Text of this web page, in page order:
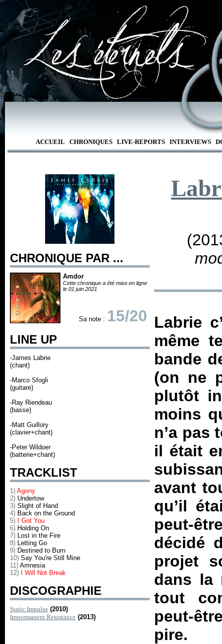
ACCUEIL CHRONIQUES LIVE-REPORTS INTERVIEWS
CHRONIQUE PAR ...
Amdor
Cette chronique a été mise en ligne
le 01 juin 2021
Sa note : 15/20
LINE UP
-James Labrie
(chant)
-Marco Sfogli
(guitare)
-Ray Riendeau
(basse)
-Matt Guillory
(clavier+chant)
-Peter Wildoer
(batterie+chant)
TRACKLIST
1) Agony
2) Undertow
3) Slight of Hand
4) Back on the Ground
5)
I Got You
6) Holding On
7) Lost in the Fire
8) Letting Go
9) Destined to Burn
10) Say You're Still Mine
11) Amnesia
12)
I Will Not Break
DISCOGRAPHIE
Static Impulse (2010)
Impermanent Resonance (2013)
Labrie
même
bande
(on ne
plutôt
moins
n’a pas
il était
avant
qu’il
peut-
décidé
projet
dans la
tout
peut-
pire.